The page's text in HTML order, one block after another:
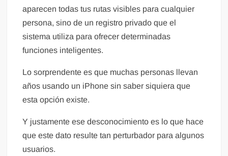
aparecen todas tus rutas visibles para cualquier
persona, sino de un registro privado que el
sistema utiliza para ofrecer determinadas
funciones inteligentes.
Lo sorprendente es que muchas personas llevan
años usando un iPhone sin saber siquiera que
esta opción existe.
Y justamente ese desconocimiento es lo que hace
que este dato resulte tan perturbador para algunos
usuarios.